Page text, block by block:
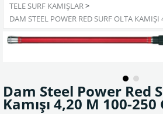
TELE SURF KAMIŞLAR>
DAM STEEL POWER RED SURF OLTA
Dam Steel Power Red
Kamışı 4,20 M 100-250